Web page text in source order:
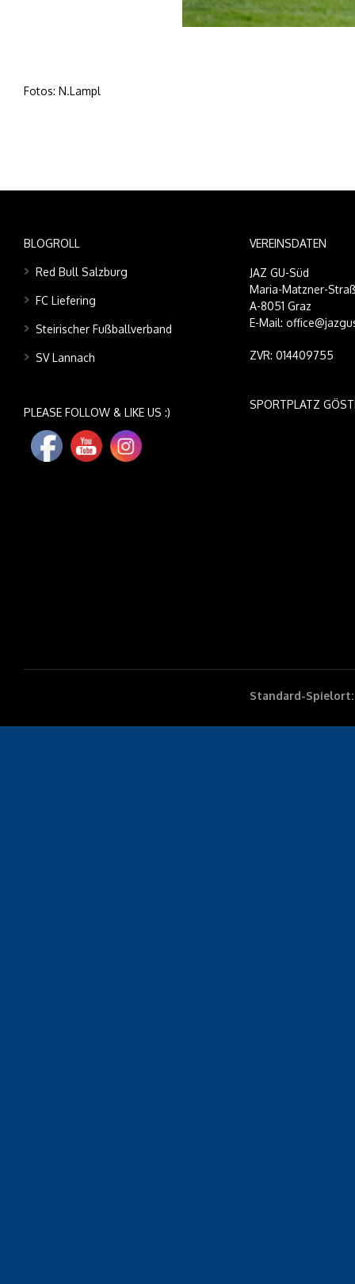
Fotos: N.Lampl
BLOGROLL
Red Bull Salzburg
FC Liefering
Steirischer Fußballverband
SV Lannach
PLEASE FOLLOW & LIKE US :)
VEREINSDATEN
JAZ GU-Süd
Maria-Matzner-
A-8051 Graz
E-Mail:
ZVR: 014409755
SPORTPLATZ
Standard-Spielort: